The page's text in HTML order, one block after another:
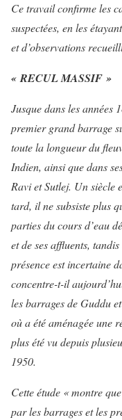
Ce travail confirme les
suspectées, en les
et d’observations
«RECUL MASSIF »
Jusque dans les années
premier grand barrage
toute la longueur du
Indien, ainsi que dans
Ravi et Sutlej. Un siècle
tard, il ne subsiste plus
parties du cours d’eau
et de ses affluents,
présence est incertaine
concentre-t-il
les barrages de Guddu
où a été aménagée une
plus été vu depuis
1950.
Cette étude « montre
par les barrages et les